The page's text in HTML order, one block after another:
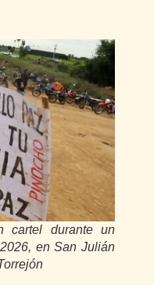
cartel durante un
en San Julián